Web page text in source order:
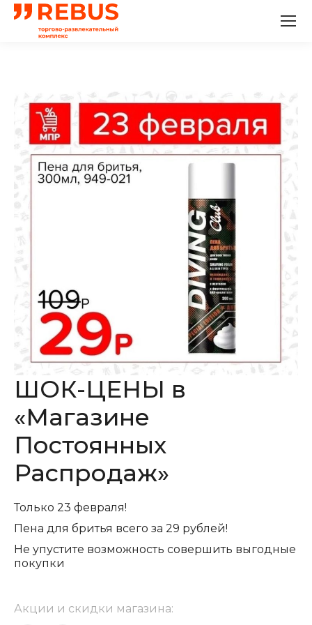
ШОК-ЦЕНЫ в
«Магазине
Постоянных
Распродаж»
Только 23 февраля!
Пена для бритья всего за 29 рублей!
Не упустите возможность совершить выгодные
покупки
Акции и скидки магазина: